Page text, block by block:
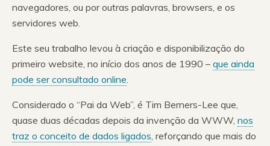
navegadores, ou por outras palavras, browsers, e os
servidores web.
Este seu trabalho levou à criação e disponibilização do
primeiro website, no início dos anos de 1990 – que ainda
pode ser consultado online.
Considerado o “Pai da Web”, é Tim Berners-Lee que,
quase duas décadas depois da invenção da WWW, nos
traz o conceito de dados ligados, reforçando que mais do